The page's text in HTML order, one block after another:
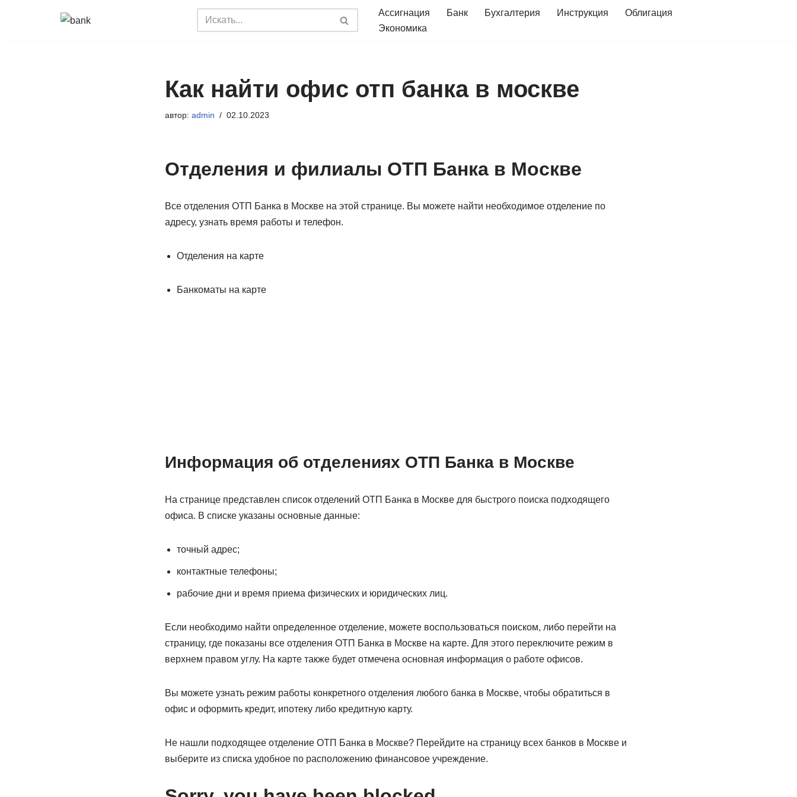
Ассигнация Банк Бухгалтерия Инструкция
Облигация
Экономика
Как найти офис отп банка в москве
автор: admin 02.10.2023
Отделения и филиалы ОТП Банка в Москве
Все отделения ОТП Банка в Москве на этой странице. Вы можете найти необходимое отделение по
адресу, узнать время работы и телефон.
Отделения на карте
Банкоматы на карте
Информация об отделениях ОТП Банка в Москве
На странице представлен список отделений ОТП Банка в Москве для быстрого поиска подходящего
офиса. В списке указаны основные данные:
точный адрес;
контактные телефоны;
рабочие дни и время приема физических и юридических лиц.
Если необходимо найти определенное отделение, можете воспользоваться поиском, либо перейти на
страницу, где показаны все отделения ОТП Банка в Москве на карте. Для этого переключите режим в
верхнем правом углу. На карте также будет отмечена основная информация о работе офисов.
Вы можете узнать режим работы конкретного отделения любого банка в Москве, чтобы обратиться в
офис и оформить кредит, ипотеку либо кредитную карту.
Не нашли подходящее отделение ОТП Банка в Москве? Перейдите на страницу всех банков в Москве и
выберите из списка удобное по расположению финансовое учреждение.